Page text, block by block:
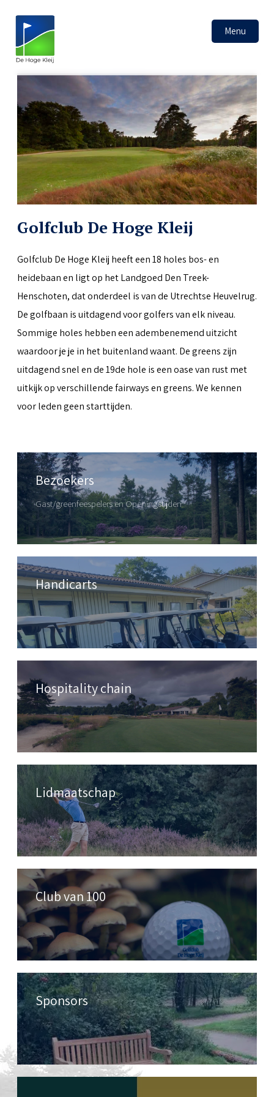
Menu
Golfclub De Hoge Kleij
Golfclub De Hoge Kleij heeft een 18 holes bos- en
heidebaan en ligt op het Landgoed Den Treek-
Henschoten, dat onderdeel is van de Utrechtse Heuvelrug.
De golfbaan is uitdagend voor golfers van elk niveau.
Sommige holes hebben een adembenemend uitzicht
waardoor je je in het buitenland waant. De greens zijn
uitdagend snel en de 19de hole is een oase van rust met
uitkijk op verschillende fairways en greens. We kennen
voor leden geen starttijden.
Bezoekers
Gast/greenfeespelers en Openingstijden
Handicarts
Hospitality chain
Lidmaatschap
Club van 100
Sponsors